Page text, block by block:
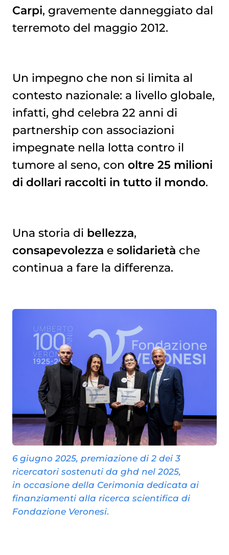
Carpi, gravemente danneggiato dal
terremoto del maggio 2012.
Un impegno che non si limita al
contesto nazionale: a livello globale,
infatti, ghd celebra 22 anni di
partnership con associazioni
impegnate nella lotta contro il
tumore al seno, con oltre 25 milioni
di dollari raccolti in tutto il mondo.
Una storia di bellezza,
consapevolezza e solidarietà che
continua a fare la differenza.
6 giugno 2025, premiazione di 2 dei 3
ricercatori sostenuti da ghd nel 2025,
in occasione della Cerimonia dedicata ai
finanziamenti alla ricerca scientifica di
Fondazione Veronesi.